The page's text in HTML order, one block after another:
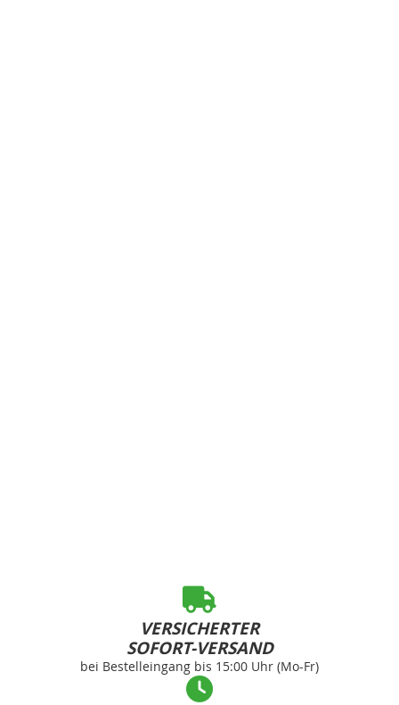
VERSICHERTER
SOFORT-VERSAND
bei Bestelleingang bis 15:00 Uhr (Mo-Fr)